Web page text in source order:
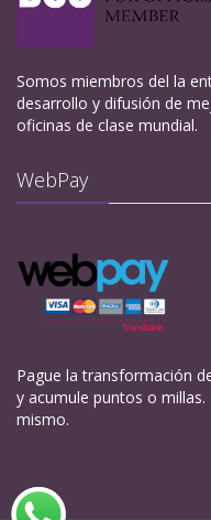
Somos miembros del la
desarrollo y difusión de
oficinas de clase mundial.
WebPay
Pague la transformación
y acumule puntos o
mismo.